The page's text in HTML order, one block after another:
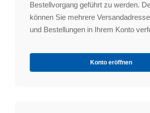
Bestellvorgang geführt zu werden.
können Sie mehrere
und Bestellungen in Ihrem Konto
Konto eröffnen